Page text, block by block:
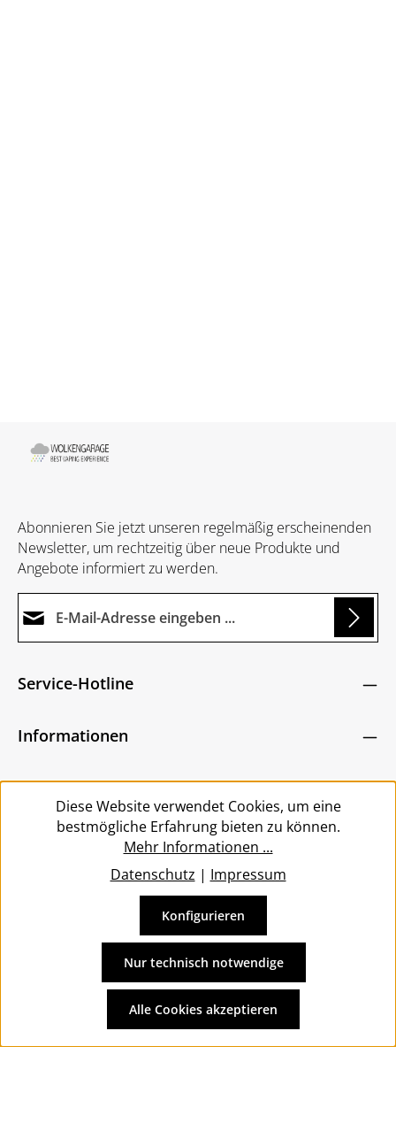
Abonnieren Sie jetzt unseren regelmäßig erscheinenden
Newsletter, um rechtzeitig über neue Produkte und
Angebote informiert zu werden.
Ich habe dieDatenschutzbestimmungen
bin mit ihnen einverstanden.
Loading...
Zeichen ein*
Die mit einem Stern (*) markierten Felder sind
Service-Hotline
Informationen
Service
Vertrag widerrufen
und ggf. Nachnahmegebühren, wenn nicht anders
angegeben.
Diese Website verwendet Cookies, um eine
bestmögliche Erfahrung bieten zu können.
Mehr Informationen ...
Datenschutz | Impressum
Nur technisch notwendige
Konfigurieren
Alle Cookies akzeptieren